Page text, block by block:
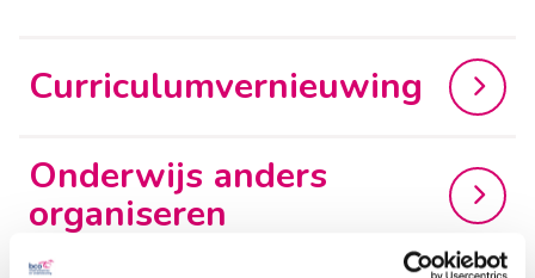
Curriculumvernieuwing
Onderwijs anders
organiseren